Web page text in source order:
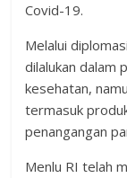
Covid-19.
Melalui
dilalukan dalam
kesehatan,
termasuk
penangangan
Menlu RI telah